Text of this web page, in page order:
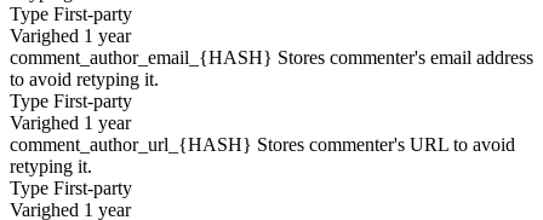
Type First-party
Varighed 1 year
comment_author_email_{HASH} Stores commenter's email address
to avoid retyping it.
Type First-party
Varighed 1 year
comment_author_url_{HASH} Stores commenter's URL to avoid
retyping it.
Type First-party
Varighed 1 year